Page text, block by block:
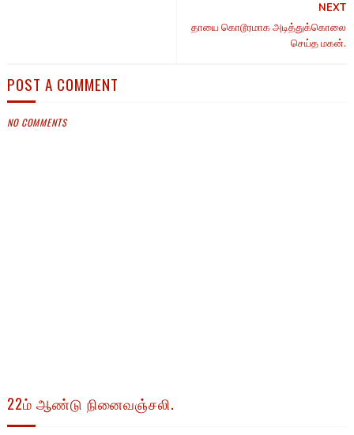
NEXT
தாயை கொடூரமாக அடித்துக்கொலை
செய்த மகன்.
POST A COMMENT
NO COMMENTS
22ம் ஆண்டு நினைவஞ்சலி.